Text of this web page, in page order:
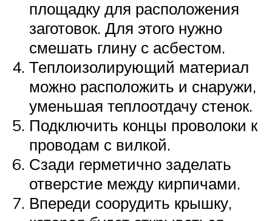
площадку для расположения
заготовок. Для этого нужно
смешать глину с асбестом.
Теплоизолирующий материал
можно расположить и снаружи,
уменьшая теплоотдачу стенок.
Подключить концы проволоки к
проводам с вилкой.
Сзади герметично заделать
отверстие между кирпичами.
Впереди соорудить крышку,